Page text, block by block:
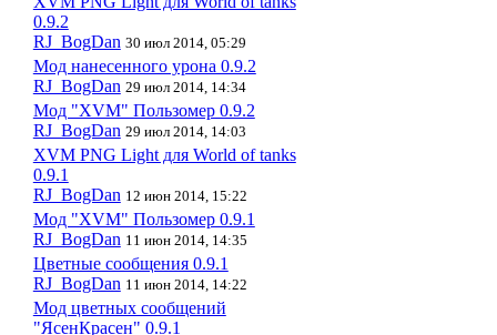
0.9.2
RJ_BogDan 30 июл 2014, 05:29
Мод нанесенного урона 0.9.2
RJ_BogDan 29 июл 2014, 14:34
Мод "XVM" Пользомер 0.9.2
RJ_BogDan 29 июл 2014, 14:03
XVM PNG Light для World of tanks
0.9.1
RJ_BogDan 12 июн 2014, 15:22
Мод "XVM" Пользомер 0.9.1
RJ_BogDan 11 июн 2014, 14:35
Цветные сообщения 0.9.1
RJ_BogDan 11 июн 2014, 14:22
Мод цветных сообщений
"ЯсенКрасен" 0.9.1